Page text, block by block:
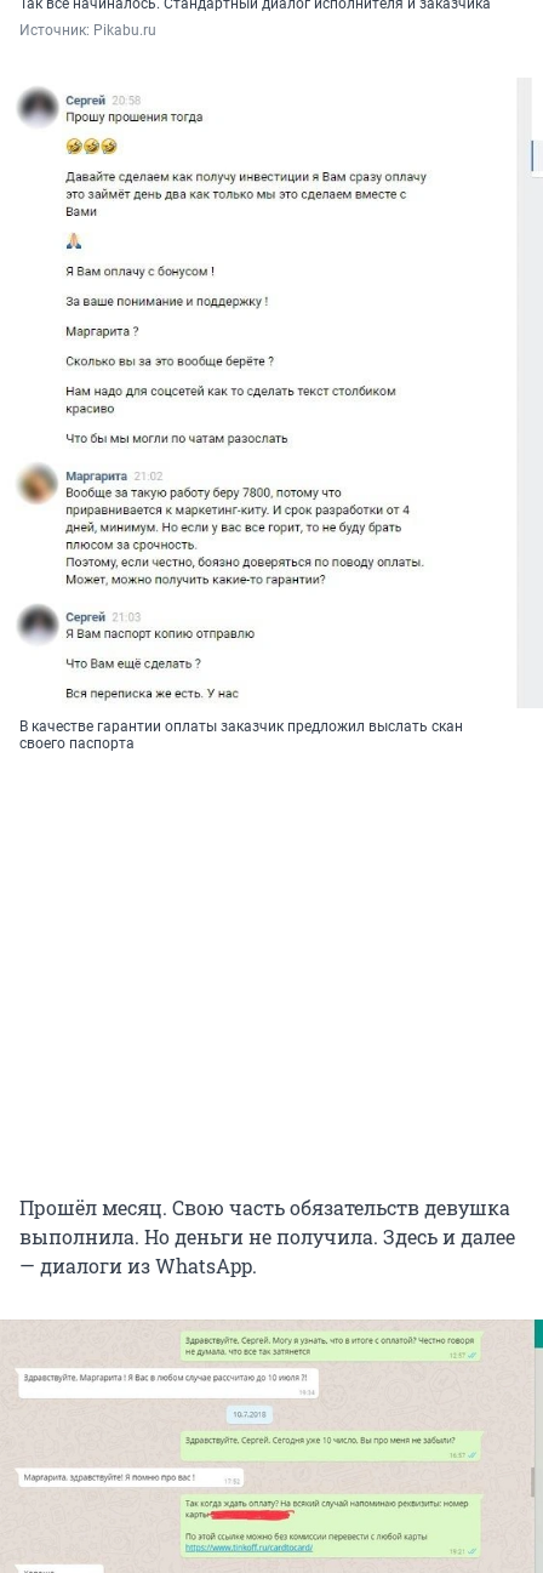
Так всё начиналось. Стандартный диалог исполнителя и заказчика
Источник: Рikabu.ru
В качестве гарантии оплаты заказчик предложил выслать скан
своего паспорта
Прошёл месяц. Свою часть обязательств девушка
выполнила. Но деньги не получила. Здесь и далее
— диалоги из WhatsApp.